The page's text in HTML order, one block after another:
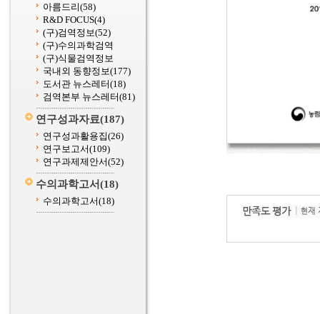
아름드리(58)
R&D FOCUS(4)
(구)검역정보(52)
(구)수의과학검역
(구)식물검역정보
국내외 동향정보(177)
도서관 뉴스레터(18)
검역본부 뉴스레터(81)
연구성과자료(187)
연구성과활용집(26)
연구보고서(109)
연구과제제안서(52)
수의과학고서(18)
수의과학고서(18)